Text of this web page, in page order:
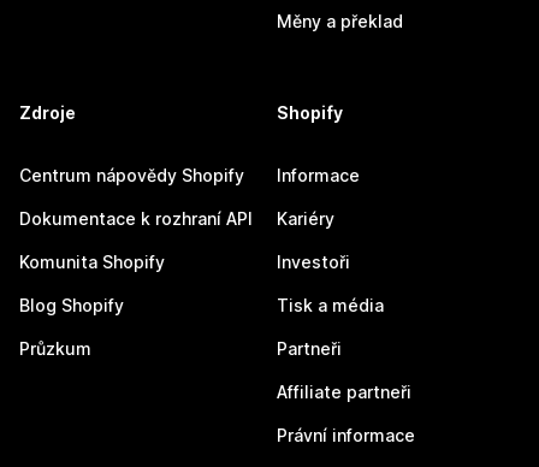
Měny a překlad
Zdroje
Centrum nápovědy Shopify
Dokumentace k rozhraní API
Komunita Shopify
Blog Shopify
Průzkum
Shopify
Informace
Kariéry
Investoři
Tisk a média
Partneři
Affiliate partneři
Právní informace